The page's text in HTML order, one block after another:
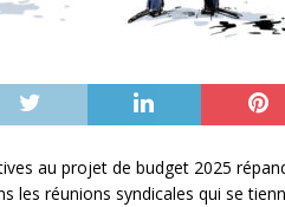
au projet de budget 2025
les réunions syndicales qui se